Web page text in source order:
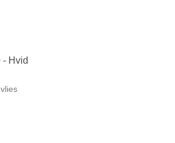
- Hvid